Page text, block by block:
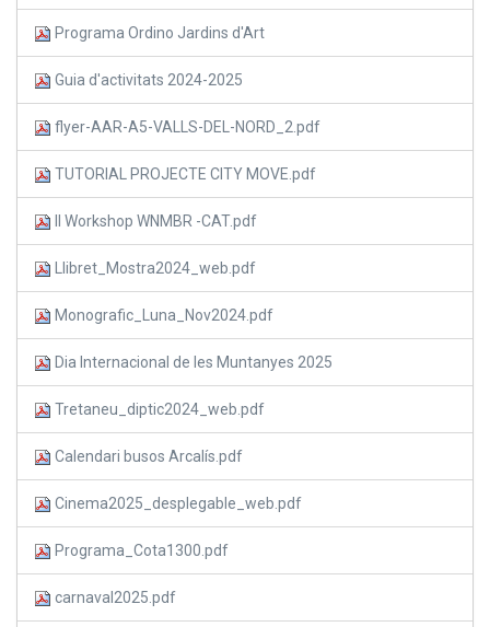
Programa Ordino Jardins d'Art
Guia d'activitats 2024-2025
flyer-AAR-A5-VALLS-DEL-NORD_2.pdf
TUTORIAL PROJECTE CITY MOVE.pdf
II Workshop WNMBR -CAT.pdf
Llibret_Mostra2024_web.pdf
Monografic_Luna_Nov2024.pdf
Dia Internacional de les Muntanyes 2025
Tretaneu_diptic2024_web.pdf
Calendari busos Arcalís.pdf
Cinema2025_desplegable_web.pdf
Programa_Cota1300.pdf
carnaval2025.pdf